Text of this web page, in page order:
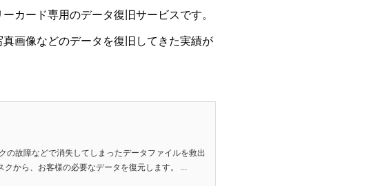
カード専用のデータ復旧サービスです。
画像などのデータを復旧してきた実績が
故障などで消失してしまったデータファイルを救出
から、お客様の必要なデータを復元します。 ...